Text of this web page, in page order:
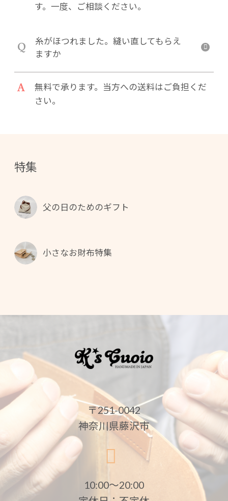
す。一度、ご相談ください。
Q
糸がほつれました。縫い直してもらえ
ますか
A
無料で承ります。当方への送料はご負担くだ
さい。
特集
父の日のためのギフト
小さなお財布特集
〒251-0042
神奈川県藤沢市
10:00〜20:00